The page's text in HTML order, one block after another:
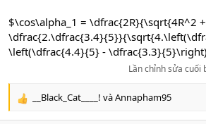
$\cos\alpha_1 = \dfrac{2R}{\sqrt{4R^2 +
\left(\dfrac{4.4}{5} -
Lần chỉnh sửa cuối
R
__Black_Cat____! vàAnnapham95